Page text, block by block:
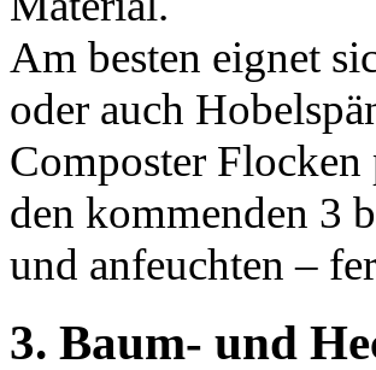
Am besten eignet
oder auch
Composter
den kommenden 3
und anfeuchten –
3. Baum- und